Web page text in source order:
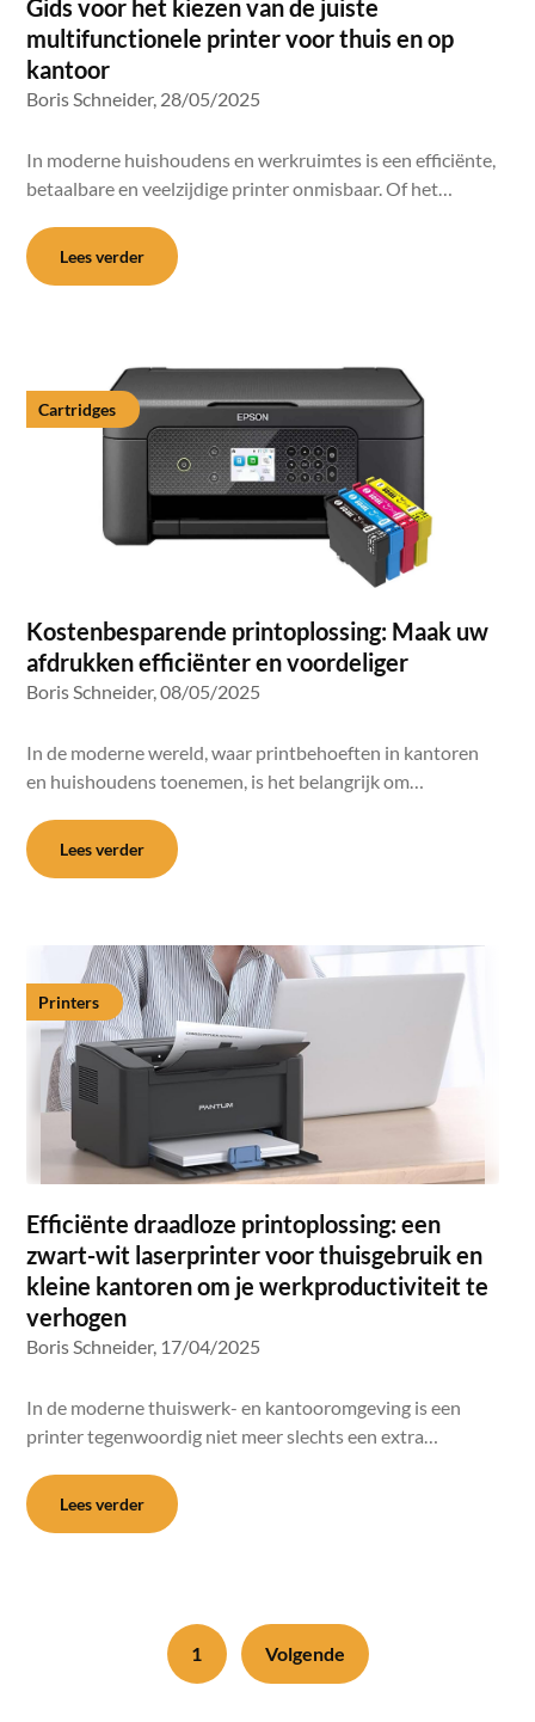
Gids voor het kiezen van de juiste
multifunctionele printer voor thuis en op
kantoor
Boris Schneider, 28/05/2025
In moderne huishoudens en werkruimtes is een efficiënte,
betaalbare en veelzijdige printer onmisbaar. Of het…
Lees verder
Cartridges
Kostenbesparende printoplossing: Maak uw
afdrukken efficiënter en voordeliger
Boris Schneider,08/05/2025
In de moderne wereld, waar printbehoeften in kantoren
en huishoudens toenemen, is het belangrijk om…
Lees verder
Printers
Efficiënte draadloze printoplossing: een
zwart-wit laserprinter voor thuisgebruik en
kleine kantoren om je werkproductiviteit te
verhogen
Boris Schneider, 17/04/2025
In de moderne thuiswerk- en kantooromgeving is een
printer tegenwoordig niet meer slechts een extra…
Lees verder
1 Volgende